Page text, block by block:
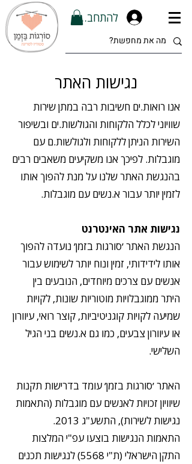
להתחברות
נגישות האתר
אנו רואות.ים חשיבות רבה במתן שירות
שוויוני לכלל הלקוחות והגולשות.ים ובשיפור
השירות הניתן ללקוחות ולגולשות.ם עם
מוגבלות. לפיכך אנו משקיעים משאבים רבים
בהנגשת האתר שלנו על מנת להפוך אותו
לזמין יותר עבור א.נשים עם מוגבלות.
נגישות אתר האינטרנט
הנגשת האתר ׳סורגות בזמן׳ נועדה להפוך
אותו לידידותי, זמין ונוח יותר לשימוש עבור
אנשים עם צרכים מיוחדים, הנובעים בין
היתר ממוגבלויות מוטוריות שונות, לקויות
שמיעה לקויות קוגניטיביות, קוצר רואי, עיוורון
או עיוורון צבעים, כמו גם א.נשים בני הגיל
השלישי.
האתר ׳סורגות בזמן׳ עומד בדרישות תקנות
שיוויון זכויות לאנשים עם מוגבלות (התאמות
נגישות לשירות), התשע"ג 2013.
התאמות הנגישות בוצעו עפ"י המלצות
התקן הישראלי (ת"י 5568) לנגישות תכנים